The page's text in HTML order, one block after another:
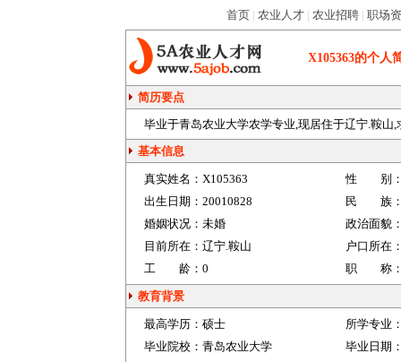
首页 | 农业人才 | 农业招聘 | 职场
X105363的个人
简历要点
毕业于青岛农业大学农学专业,现居住于辽宁.鞍
基本信息
真实姓名： X105363
性 别
出生日期： 20010828
民 族
婚姻状况： 未婚
政治面貌
目前所在： 辽宁.鞍山
户口所在
工 龄： 0 职 称
教育背景
最高学历： 硕士
所学专业
毕业院校： 青岛农业大学
毕业日期